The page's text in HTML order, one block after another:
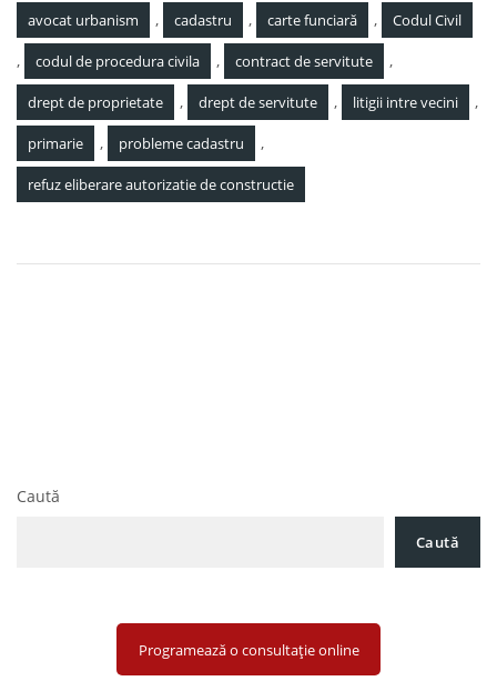
avocat urbanism , cadastru , carte funciară , Codul Civil
, codul de procedura civila , contract de servitute ,
drept de proprietate , drept de servitute , litigii intre vecini ,
primarie , probleme cadastru ,
refuz eliberare autorizatie de constructie
Caută
Caută
Programează o consultație online